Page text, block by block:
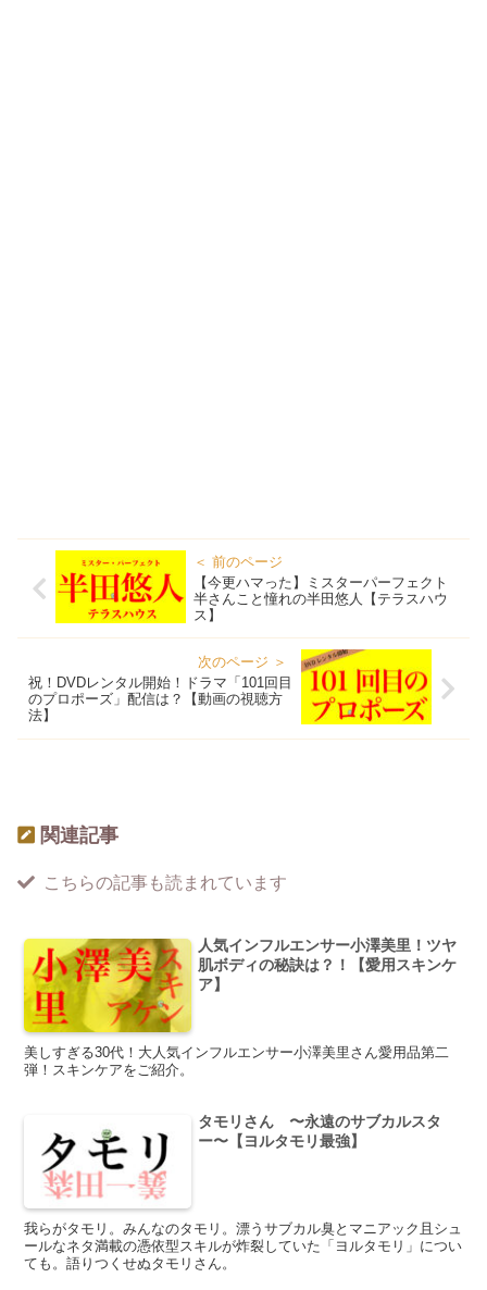
【今更ハマった】ミスターパーフェクト
半さんこと憧れの半田悠人【テラスハウ
ス】
祝！DVDレンタル開始！ドラマ「101回目
のプロポーズ」配信は？【動画の視聴方
法】
関連記事
こちらの記事も読まれています
人気インフルエンサー小澤美里！ツヤ
肌ボディの秘訣は？！【愛用スキンケ
ア】
美しすぎる30代！大人気インフルエンサー小澤美里さん愛用品第二
弾！スキンケアをご紹介。
タモリさん 〜永遠のサブカルスタ
ー〜【ヨルタモリ最強】
我らがタモリ。みんなのタモリ。漂うサブカル臭とマニアック且シュ
ールなネタ満載の憑依型スキルが炸裂していた「ヨルタモリ」につい
ても。語りつくせぬタモリさん。